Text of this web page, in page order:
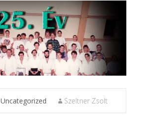
Uncategorized Szeltner Zsolt